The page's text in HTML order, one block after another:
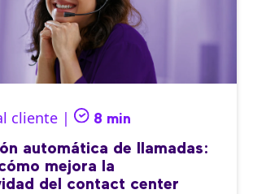
cliente | 8 min
automática de llamadas:
mejora la
del contact center